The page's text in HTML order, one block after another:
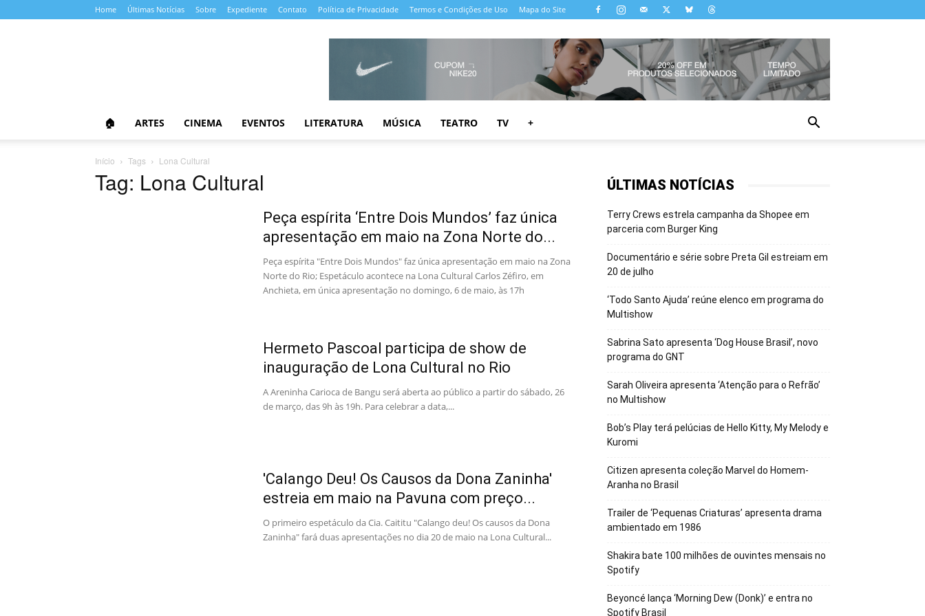
Home Últimas Notícias Sobre Expediente Contato Política de Privacidade Termos e Condições de Uso Mapa do Site
🏠 ARTES CINEMA EVENTOS LITERATURA MÚSICA TEATRO TV +
Início Tags Lona Cultural
Tag: Lona Cultural
Peça espírita ‘Entre Dois Mundos’ faz única
apresentação em maio na Zona Norte do...
Peça espírita "Entre Dois Mundos" faz única apresentação em maio na Zona
Norte do Rio; Espetáculo acontece na Lona Cultural Carlos Zéfiro, em
Anchieta, em única apresentação no domingo, 6 de maio, às 17h
Hermeto Pascoal participa de show de
inauguração de Lona Cultural no Rio
A Areninha Carioca de Bangu será aberta ao público a partir do sábado, 26
de março, das 9h às 19h. Para celebrar a data,...
'Calango Deu! Os Causos da Dona Zaninha'
estreia em maio na Pavuna com preço...
O primeiro espetáculo da Cia. Caititu "Calango deu! Os causos da Dona
Zaninha" fará duas apresentações no dia 20 de maio na Lona Cultural...
ÚLTIMAS NOTÍCIAS
Terry Crews estrela campanha da Shopee em
parceria com Burger King
Documentário e série sobre Preta Gil estreiam em
20 de julho
‘Todo Santo Ajuda’ reúne elenco em programa do
Multishow
Sabrina Sato apresenta ‘Dog House Brasil’, novo
programa do GNT
Sarah Oliveira apresenta ‘Atenção para o Refrão’
no Multishow
Bob’s Play terá pelúcias de Hello Kitty, My Melody e
Kuromi
Citizen apresenta coleção Marvel do Homem-
Aranha no Brasil
Trailer de ‘Pequenas Criaturas’ apresenta drama
ambientado em 1986
Shakira bate 100 milhões de ouvintes mensais no
Spotify
Beyoncé lança ‘Morning Dew (Donk)’ e entra no
Spotify Brasil